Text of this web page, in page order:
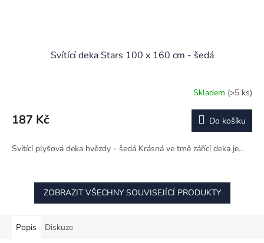
Svítící deka Stars 100 x 160 cm - šedá
Skladem (>5 ks)
187 Kč Do košíku
Svítící plyšová deka hvězdy - šedá Krásná ve tmě zářící deka je...
ZOBRAZIT VŠECHNY SOUVISEJÍCÍ PRODUKTY
Popis Diskuze